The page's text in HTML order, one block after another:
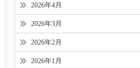
2026年4月
2026年3月
2026年2月
2026年1月